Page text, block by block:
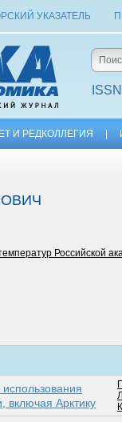
УКАЗАТЕЛЬ
И РЕДКОЛЛЕГИЯ
Российской
включая Арк­тику